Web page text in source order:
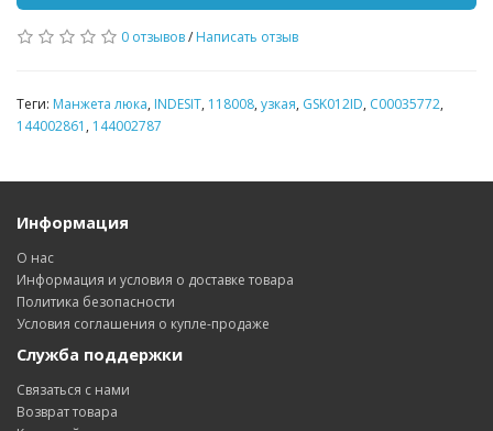
0 отзывов/ Написать отзыв
Теги: Манжета люка, INDESIT, 118008, узкая, GSK012ID, C00035772,
144002861 , 144002787
Информация
О нас
Информация и условия о доставке товара
Политика безопасности
Условия соглашения о купле-продаже
Служба поддержки
Связаться с нами
Возврат товара